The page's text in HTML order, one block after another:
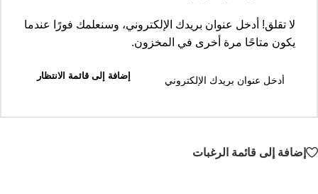
لا تقلق! أدخل عنوان بريدك الإلكتروني، وسنعلمك فورًا عندما
يكون متاحًا مرة أخرى في المخزون.
إضافة إلى قائمة الانتظار
إضافة إلى قائمة الرغبات